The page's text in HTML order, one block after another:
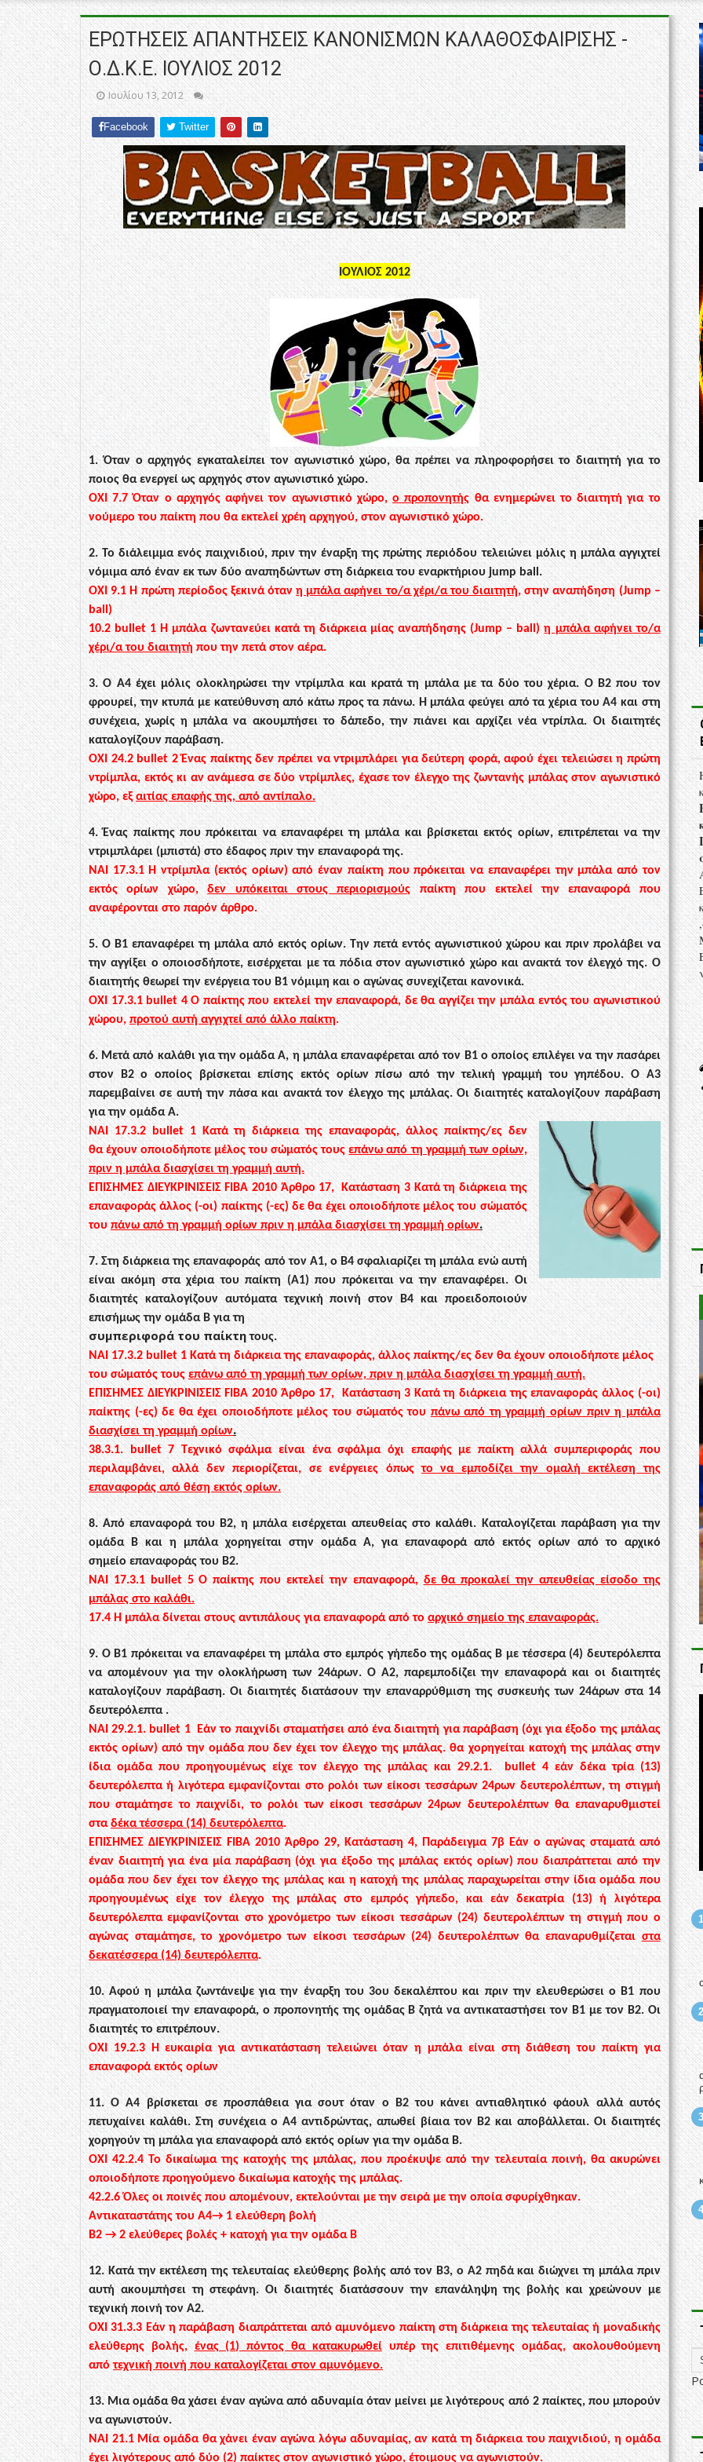
ΕΡΩΤΗΣΕΙΣ ΑΠΑΝΤΗΣΕΙΣ ΚΑΝΟΝΙΣΜΩΝ ΚΑΛΑΘΟΣΦΑΙΡΙΣΗΣ -
Ο.Δ.Κ.Ε. ΙΟΥΛΙΟΣ 2012
Ιουλίου 13, 2012
Facebook Twitter
ΙΟΥΛΙΟΣ2012
1. Όταν ο αρχηγός εγκαταλείπει τον αγωνιστικό χώρο, θα πρέπει να πληροφορήσει το διαιτητή για το
ποιος θα ενεργεί ως αρχηγός στον αγωνιστικό χώρο.
ΟΧ
7.7 Όταν ο αρχηγός αφήνει τον αγωνιστικό χώρο,ο προπονητής θα ενημερώνει το διαιτητή για το
νούμερο του παίκτη που θα εκτελεί χρέη αρχηγού, στον αγωνιστικό χώρο.
2. Το διάλειμμα ενός παιχνιδιού, πριν την έναρξη της πρώτης περιόδου τελειώνει μόλις η μπάλα αγγιχτεί
νόμιμα από έναν εκ των δύο αναπηδώντων στη διάρκεια του εναρκτήριου jump ball .
ΟΧΙ 9.1 Η πρώτη περίοδος ξεκινά ότανη μπάλα αφήνει το/α χέρι/α του διαιτητή, στην αναπήδηση (Jump –
ball)
10.2 bullet1 Η μπάλα ζωντανεύει κατά τη διάρκεια μίας αναπήδησης (Jump – ball)η μπάλα αφήνει το/α
χέρι/α του διαιτητήπου την πετά στον αέρα.
3. Ο Α4 έχει μόλις ολοκληρώσει την ντρίμπλα και κρατά τη μπάλα με τα δύο του χέρια. Ο Β2 που τον
φρουρεί, την κτυπά με κατεύθυνση από κάτω προς τα πάνω. Η μπάλα φεύγει από τα χέρια του Α4 και στη
συνέχεια, χωρίς η μπάλα να ακουμπήσει το δάπεδο, την πιάνει και αρχίζει νέα ντρίπλα. Οι διαιτητές
καταλογίζουν παράβαση.
ΟΧΙ 24.2 bullet2 Ένας παίκτης δεν πρέπει να ντριμπλάρει για δεύτερη φορά, αφού έχει τελειώσει η πρώτη
ντρίμπλα, εκτός κι αν ανάμεσα σε δύο ντρίμπλες, έχασε τον έλεγχο της ζωντανής μπάλας στον αγωνιστικό
χώρο, εξαιτίας επαφής της, από αντίπαλο.
4. Ένας παίκτης που πρόκειται να επαναφέρει τη μπάλα και βρίσκεται εκτός ορίων, επιτρέπεται να την
ντριμπλάρει (μπιστά) στο έδαφος πριν την επαναφορά της.
ΝΑΙ17.3.1Ηντρίμπλα (εκτός ορίων) από έναν παίκτη που πρόκειται να επαναφέρει την μπάλα από τον
εκτός ορίων χώρο,δεν υπόκειται στους περιορισμούς παίκτη που εκτελεί την επαναφορά που
αναφέρονται στο παρόν άρθρο.
5. Ο Β1 επαναφέρει τη μπάλα από εκτός ορίων. Την πετά εντός αγωνιστικού χώρου και πριν προλάβει να
την αγγίξει ο οποιοσδήποτε, εισέρχεται με τα πόδια στον αγωνιστικό χώρο και ανακτά τον έλεγχό της. Ο
διαιτητής θεωρεί την ενέργεια του Β1 νόμιμη και ο αγώνας συνεχίζεται κανονικά.
ΟΧΙ17.3.1bullet 4 Ο παίκτης που εκτελεί την επαναφορά, δε θα αγγίζει την μπάλα εντός του αγωνιστικού
χώρου, προτού αυτή αγγιχτεί από άλλο παίκτη.
6. Μετά από καλάθι για την ομάδα Α, η μπάλα επαναφέρεται από τον Β1 ο οποίος επιλέγει να την πασάρει
στον Β2 ο οποίος βρίσκεται επίσης εκτός ορίων πίσω από την τελική γραμμή του γηπέδου. Ο Α3
παρεμβαίνει σε αυτή την πάσα και ανακτά τον έλεγχο της μπάλας. Οι διαιτητές καταλογίζουν παράβαση
για την ομάδα Α.
ΝΑΙ
17.3.2 bullet1
Κατά τη διάρκεια της επαναφοράς, άλλος παίκτης/ες δεν
θα έχουν οποιοδήποτε μέλος του σώματός τουςεπάνω από τη γραμμή των ορίων,
πριν η μπάλα διασχίσει τη γραμμή αυτή.
ΕΠΙΣΗΜΕΣ ΔΙΕΥΚΡΙΝΙΣΕΙΣFIBA2010 Άρθρο 17, Κατάσταση 3Κατά τη διάρκεια της
επαναφοράς άλλος (-οι) παίκτης (-ες) δε θα έχει οποιοδήποτε μέλος του σώματός
του πάνω από τη γραμμή ορίων πριν η μπάλα διασχίσει τη γραμμή ορίων.
7. Στη διάρκεια της επαναφοράς από τον Α1, ο Β4 σφαλιαρίζει τη μπάλα ενώ αυτή
είναι ακόμη στα χέρια του παίκτη (Α1) που πρόκειται να την επαναφέρει. Οι
διαιτητές καταλογίζουν αυτόματα τεχνική ποινή στον Β4 και προειδοποιούν
επισήμως την ομάδα Β για τη
συμπεριφορά του παίκτη τους.
ΝΑΙ 17.3.2 bullet 1 Κατά τη διάρκεια της επαναφοράς, άλλος παίκτης/ες δεν θα έχουν οποιοδήποτε μέλος
του σώματός τους επάνω από τη γραμμή των ορίων, πριν η μπάλα διασχίσει τη γραμμή αυτή.
ΕΠΙΣΗΜΕΣ ΔΙΕΥΚΡΙΝΙΣΕΙΣ FIBA2010 Άρθρο 17, Κατάσταση 3Κατά τη διάρκεια της επαναφοράς άλλος (-οι)
παίκτης (-ες) δε θα έχει οποιοδήποτε μέλος του σώματός τουπάνω από τη γραμμή ορίων πριν η μπάλα
διασχίσει τη γραμμή ορίων.
38.3.1. bullet7Τεχνικό σφάλμα είναι ένα σφάλμα όχι επαφής με παίκτη αλλά συμπεριφοράς που
περιλαμβάνει, αλλά δεν περιορίζεται, σε ενέργειες
όπωςτο να εμποδίζει την ομαλή εκτέλεση της
επαναφοράς από θέση εκτός ορίων.
8. Από επαναφορά του Β2, η μπάλα εισέρχεται απευθείας στο καλάθι. Καταλογίζεται παράβαση για την
ομάδα Β και η μπάλα χορηγείται στην ομάδα Α, για επαναφορά από εκτός ορίων από το αρχικό
σημείο επαναφοράς του Β2.
ΝΑΙ
17.3.1bullet5 Ο παίκτης που εκτελεί την επαναφορά, δε θα προκαλεί την απευθείας είσοδο της
μπάλας στο καλάθι.
17.4 Η μπάλα δίνεται στους αντιπάλους για επαναφορά από τοαρχικό σημείο της επαναφοράς.
9. ΟΒ1 πρόκειται να επαναφέρει τη μπάλα στο εμπρός γήπεδο της ομάδας Β με τέσσερα (4) δευτερόλεπτα
να απομένουν για την ολοκλήρωση των 24άρων. Ο Α2, παρεμποδίζει την επαναφορά και οι διαιτητές
καταλογίζουν παράβαση. Οι διαιτητές διατάσουν την επαναρρύθμιση της συσκευής των 24άρων στα 14
δευτερόλεπτα .
ΝΑΙ 29.2.1.bullet 1 Εάντο παιχνίδι σταματήσειαπό ένα διαιτητή για παράβαση (όχι για έξοδο της μπάλας
εκτός ορίων) από την ομάδα που δεν έχει τον έλεγχοτηςμπάλας. θα χορηγείται κατοχή της μπάλας στην
ίδια ομάδα που προηγουμένως είχε τον έλεγχο της μπάλας και29.2.1.bullet 4 εάν δέκα τρία (13)
δευτερόλεπτα ή λιγότερα εμφανίζονται στορολόιτων είκοσι τεσσάρων 24ρων δευτερολέπτων, τη στιγμή
που σταμάτησε το παιχνίδι, το ρολόι των είκοσι τεσσάρων 24ρων δευτερολέπτων θα επαναρυθμιστεί
σταδέκα τέσσερα (14) δευτερόλεπτα.
ΕΠΙΣΗΜΕΣ ΔΙΕΥΚΡΙΝΙΣΕΙΣ FIBA 2010Άρθρο 29, Κατάσταση 4, Παράδειγμα7βΕάν ο αγώνας σταματά από
έναν διαιτητή για ένα μία παράβαση (όχι για έξοδο της μπάλας εκτός ορίων) που διαπράττεται από την
ομάδα που δεν έχει τον έλεγχο της μπάλας και η κατοχή της μπάλας παραχωρείται στην ίδια ομάδα που
προηγουμένως είχε τον έλεγχο της μπάλας στο εμπρός γήπεδο, και εάν δεκατρία (13) ή λιγότερα
δευτερόλεπτα εμφανίζονται στο χρονόμετρο των είκοσι τεσσάρων (24) δευτερολέπτων τη στιγμή που ο
αγώνας σταμάτησε, το χρονόμετρο των είκοσι τεσσάρων (24) δευτερολέπτων θα επαναρυθμίζεταιστα
δεκατέσσερα (14) δευτερόλεπτα.
10. Αφού η μπάλα ζωντάνεψε για την έναρξη του 3ου δεκαλέπτου και πριν την ελευθερώσει ο Β1 που
πραγματοποιεί την επαναφορά, ο προπονητήςτηςομάδας Β ζητά να αντικαταστήσει τον Β1 με τον Β2. Οι
διαιτητές το επιτρέπουν.
ΟΧΙ 19.2.3Η ευκαιρία για αντικατάσταση τελειώνει όταν η μπάλα είναι στη διάθεση του παίκτη για
επαναφορά εκτός ορίων
11. Ο Α4 βρίσκεται σε προσπάθεια για σουτ όταν ο Β2 του κάνει αντιαθλητικό φάουλ αλλά αυτός
πετυχαίνει καλάθι. Στη συνέχεια ο Α4 αντιδρώντας, απωθεί βίαια τον Β2 και αποβάλλεται. Οι διαιτητές
χορηγούν τη μπάλα για επαναφορά από εκτός ορίων για την ομάδα Β.
ΟΧΙ
42.2.4 Το δικαίωμα της κατοχής της μπάλας, που προέκυψε από την τελευταία ποινή, θα ακυρώνει
οποιοδήποτε προηγούμενο δικαίωμα κατοχής της μπάλας.
42.2.6Όλες οι ποινές που απομένουν, εκτελούνται με την σειρά με την οποία σφυρίχθηκαν.
Αντικαταστάτης του Α4→ 1 ελεύθερη βολή
Β2 → 2 ελεύθερες βολές + κατοχή για την ομάδα Β
12. Κατά την εκτέλεση της τελευταίας ελεύθερης βολής από τον Β3, ο Α2 πηδά και διώχνει τη μπάλα πριν
αυτή ακουμπήσει τη στεφάνη. Οι διαιτητές διατάσσουν την επανάληψη της βολής και χρεώνουν με
τεχνική ποινή τον Α2.
ΟΧΙ 31.3.3 Εάν η παράβαση διαπράττεται απόαμυνόμενο παίκτηστη διάρκειατηςτελευταίας ή μοναδικής
ελεύθερης βολής, ένας (1) πόντος θα κατακυρωθείυπέρ της επιτιθέμενης ομάδας, ακολουθούμενη
απότεχνική ποινή που καταλογίζεται στον αμυνόμενο.
13. Μια ομάδα θα χάσει έναν αγώνα από αδυναμία όταν μείνει με λιγότερους από 2 παίκτες, που μπορούν
να αγωνιστούν.
ΝΑΙ 21.1 Μία ομάδα θα χάνει έναν αγώνα λόγω αδυναμίας, αν κατά τη διάρκεια του παιχνιδιού, η ομάδα
έχει λιγότερους από δύο (2) παίκτεςστον αγωνιστικό χώρο, έτοιμους να αγωνιστούν.